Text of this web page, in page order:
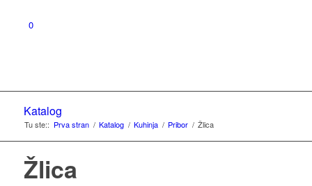
0
Katalog
Tu ste:: Prva stran / Katalog / Kuhinja / Pribor / Žlica
Žlica